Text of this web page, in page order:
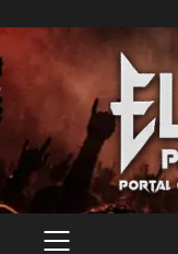
al
contenido